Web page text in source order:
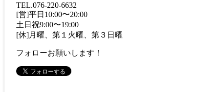
TEL.076-220-6632
[営]平日10:00〜20:00
土日祝9:00〜19:00
[休]月曜、第１火曜、第３日曜
フォローお願いします！